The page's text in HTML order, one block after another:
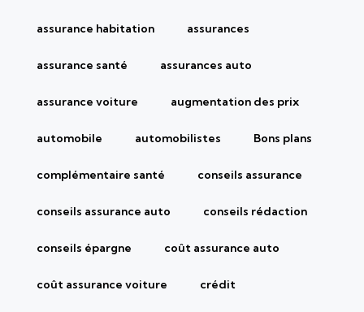
assurance habitation assurances
assurance santé assurances auto
assurance voiture augmentation des prix
automobile automobilistes Bons plans
complémentaire santé conseils assurance
conseils assurance auto conseils rédaction
conseils épargne coût assurance auto
coût assurance voiture crédit